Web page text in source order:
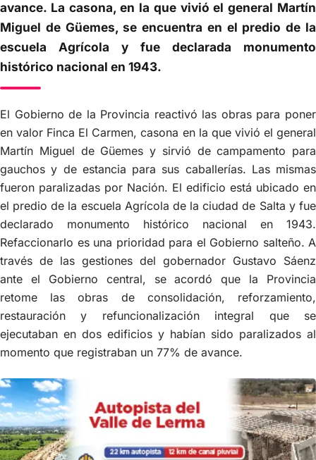
avance. La casona, en la que vivió el general Martín
Miguel de Güemes, se encuentra en el predio de la
escuela Agrícola y fue declarada monumento
histórico nacional en 1943.
El Gobierno de la Provincia reactivó las obras para poner
en valor Finca El Carmen, casona en la que vivió el general
Martín Miguel de Güemes y sirvió de campamento para
gauchos y de estancia para sus caballerías. Las mismas
fueron paralizadas por Nación. El edificio está ubicado en
el predio de la escuela Agrícola de la ciudad de Salta y fue
declarado monumento histórico nacional en 1943.
Refaccionarlo es una prioridad para el Gobierno salteño. A
través de las gestiones del gobernador Gustavo Sáenz
ante el Gobierno central, se acordó que la Provincia
retome las obras de consolidación, reforzamiento,
restauración y refuncionalización integral que se
ejecutaban en dos edificios y habían sido paralizados al
momento que registraban un 77% de avance.